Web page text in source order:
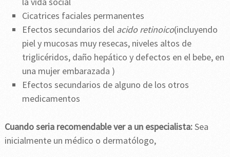
Cicatrices faciales permanentes
Efectos secundarios del acido retinoico(incluyendo
piel y mucosas muy resecas, niveles altos de
triglicéridos, daño hepático y defectos en el bebe, en
una mujer embarazada )
Efectos secundarios de alguno de los otros
medicamentos
Cuando seria recomendable ver a un especialista:Sea
inicialmente un médico o dermatólogo,